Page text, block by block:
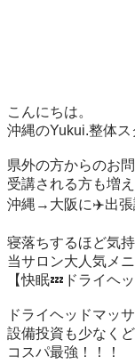
こんにちは。
沖縄のYukui.整体
県外の方からのお
受講される方も増
沖縄→大阪に✈️出張
寝落ちするほど気
当サロン大人気メニ
【快眠💤ドライヘ
ドライヘッドマッ
設備投資も少なく
コスパ最強！！！